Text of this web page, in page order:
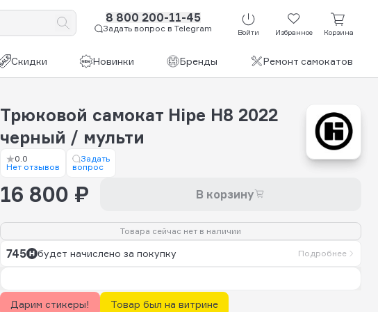
8 800 200-11-45
Задать вопрос в Telegram Войти Избранное Корзина
Скидки Новинки Бренды Ремонт самокатов
Трюковой самокат Hipe H8 2022
черный / мульти
0.0
Нет отзывов
Задать
вопрос
16 800 ₽ В корзину
Товара сейчас нет в наличии
745 будет начислено за покупку Подробнее
Дарим стикеры! Товар был на витрине